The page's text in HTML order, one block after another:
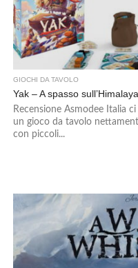
GIOCHI DA TAVOLO
Yak – A spasso sull’Himalaya
Recensione Asmodee Italia
un gioco da tavolo
con piccoli...